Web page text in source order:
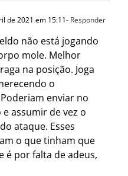
de 2021 em 15:11- Responder
não está jogando
mole. Melhor
na posição. Joga
o
enviar no
assumir de vez o
ataque. Esses
o que tinham que
é por falta de adeus,